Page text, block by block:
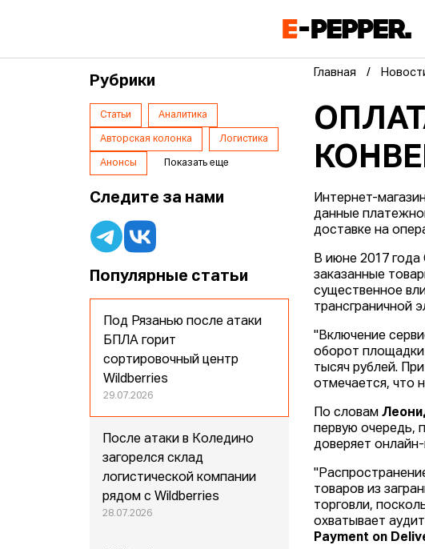
Главная
Интернет-
данные
доставке на
В июне 2017 года
заказанные
существенное
трансграничной
"Включение
оборот площадки
тысяч рублей.
отмечается, что
По словам
первую очередь,
доверяет
товаров из
торговли,
охватывает
Payment on
Рубрики
Статьи Аналитика
Авторская колонка Логистика
Анонсы Показать еще
Следите за нами
Популярные статьи
Под Рязанью после атаки
БПЛА горит
сортировочный центр
Wildberries
29.07.2026
После атаки в Коледино
загорелся склад
логистической компании
рядом с Wildberries
28.07.2026